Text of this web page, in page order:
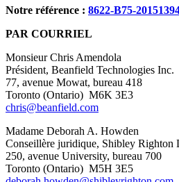
Notre référence : 8622-B75-
PAR COURRIEL
Monsieur Chris Amendola
Président, Beanfield Technologies Inc.
77, avenue Mowat, bureau 418
Toronto (Ontario) M6K 3E3
chris@beanfield.com
Madame Deborah A. Howden
Conseillère juridique, Shibley Righton
250, avenue University, bureau 700
Toronto (Ontario) M5H 3E5